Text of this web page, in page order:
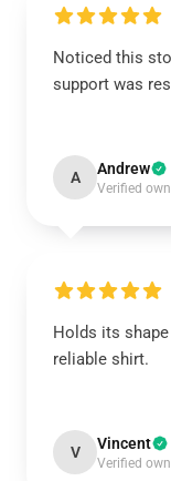
Noticed this
support was
A Andrew
Verified
Holds its
reliable shirt.
V Vincent
Verified